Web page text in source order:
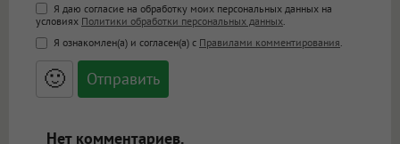
Поддержка HTML
<b>, <strong>, <u>, <i>, <em>, <s>, <big>,
<small>, <sup>, <sub>, <pre>, <ul>, <ol>, <li>,
<blockquote>, <code> экранирует HTML,
адреса URL автоматически становятся
ссылками, и [img]адрес[/img] будет
Я даю согласие на обработку моих персональных данных на
условиях Политики обработки персональных данных.
Я ознакомлен(а) и согласен(а) с Правилами комментирования.
🙂
Нет комментариев.